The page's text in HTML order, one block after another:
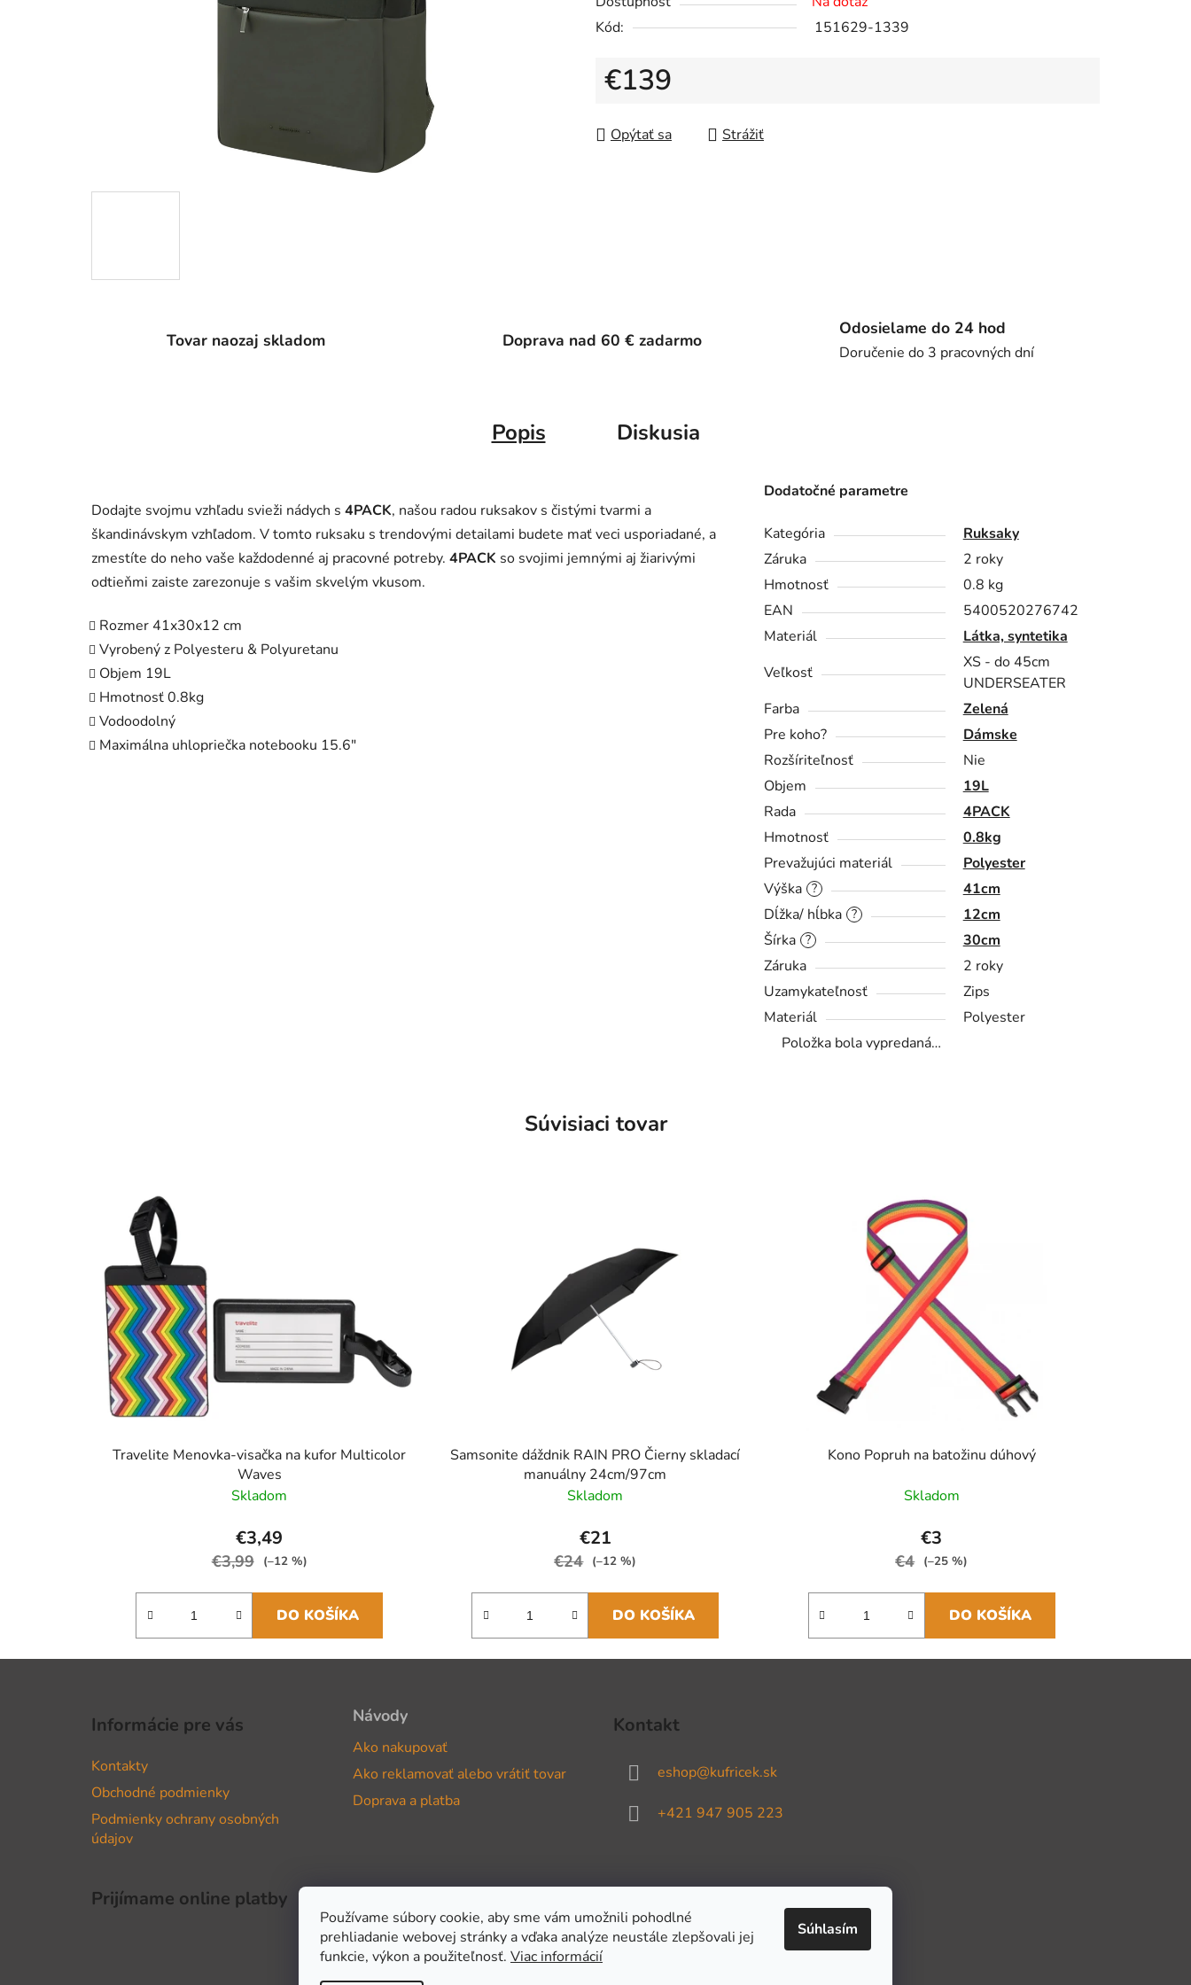
Používame súbory cookie, aby sme vám umožnili pohodlné
prehliadanie webovej stránky a vďaka analýze neustále zlepšovali jej
funkcie, výkon a použiteľnosť. Viac informácií
Súhlasím
Kód:
151629-1339
€139
Opýtať sa
Strážiť
Tovar naozaj skladom Doprava nad 60 € zadarmo
Odosielame do 24 hod
Doručenie do 3 pracovných dní
Popis Diskusia
Dodajte svojmu vzhľadu svieži nádych s 4PACK, našou radou ruksakov s čistými tvarmi a
škandinávskym vzhľadom. V tomto ruksaku s trendovými detailami budete mať veci usporiadané, a
zmestíte do neho vaše každodenné aj pracovné potreby. 4PACK so svojimi jemnými aj žiarivými
odtieňmi zaiste zarezonuje s vašim skvelým vkusom.
Rozmer 41x30x12 cm
Vyrobený z Polyesteru & Polyuretanu
Objem 19L
Hmotnosť 0.8kg
Vodoodolný
Maximálna uhlopriečka notebooku 15.6"
Dodatočné parametre
Kategória
Ruksaky
Záruka
2 roky
Hmotnosť
0.8 kg
EAN
5400520276742
Materiál
Látka, syntetika
Veľkosť
XS - do 45cm
UNDERSEATER
Farba
Zelená
Pre koho?
Dámske
Rozšíriteľnosť
Nie
Objem
19L
Rada
4PACK
Hmotnosť
0.8kg
Prevažujúci materiál
Polyester
?
Výška 41cm
?
Dĺžka/ hĺbka 12cm
?
Šírka
30cm
Záruka
2 roky
Uzamykateľnosť
Zips
Materiál
Polyester
Položka bola vypredaná…
Súvisiaci tovar
Travelite Menovka-visačka na kufor Multicolor
Waves
Skladom
€3,49
€3,99 (–12 %)
DO KOŠÍKA
Samsonite dáždnik RAIN PRO Čierny skladací
manuálny 24cm/97cm
Skladom
€21
€24 (–12 %)
DO KOŠÍKA
Kono Popruh na batožinu dúhový
Skladom
€3
€4 (–25 %)
DO KOŠÍKA
Informácie pre vás
Kontakty
Obchodné podmienky
Podmienky ochrany osobných
údajov
Návody
Ako nakupovať
Ako reklamovať alebo vrátiť tovar
Doprava a platba
Kontakt
eshop@kufricek.sk
+421 947 905 223
Prijímame online platby